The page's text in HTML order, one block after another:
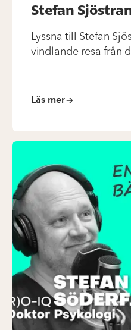
Stefan
Lyssna till Stefan
vindlande resa från
Läs mer